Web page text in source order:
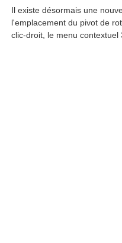
Il existe désormais une
l'emplacement du pivot de
clic-droit, le menu